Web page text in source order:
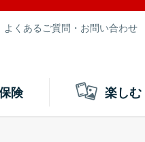
よくあるご質問・お問い合わせ
険 楽しむ